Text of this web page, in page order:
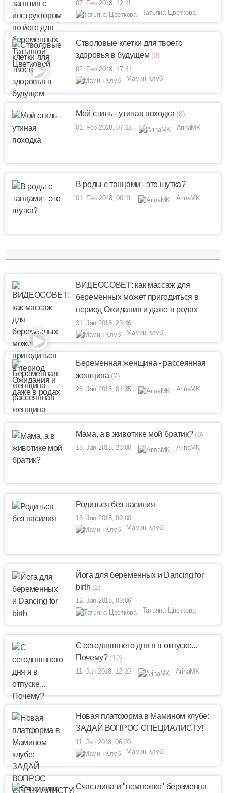
07. Feb 2018, 12:11
Татьяна Цветкова
Стволовые клетки для твоего
здоровья в будущем (3)
02. Feb 2018, 17:41
Мамин Клуб
Мой стиль - утиная походка (8)
01. Feb 2018, 07:18 ArinaMK
В роды с танцами - это шутка?
01. Feb 2018, 00:11 ArinaMK
ВИДЕОСОВЕТ: как массаж для
беременных может пригодиться в
период Ожидания и даже в родах
31. Jan 2018, 23:46
Мамин Клуб
Беременная женщина - рассеянная
женщина (7)
26. Jan 2018, 01:35 ArinaMK
Мама, а в животике мой братик? (8)
18. Jan 2018, 23:00 ArinaMK
Родиться без насилия
16. Jan 2018, 00:00
Мамин Клуб
Йога для беременных и Dancing for
birth (2)
12. Jan 2018, 09:06
Татьяна Цветкова
С сегодняшнего дня я в отпуске...
Почему? (12)
11. Jan 2018, 12:10 ArinaMK
Новая платформа в Мамином клубе:
ЗАДАЙ ВОПРОС СПЕЦИАЛИСТУ!
11. Jan 2018, 06:00
Мамин Клуб
Счастлива и "немножко" беременна